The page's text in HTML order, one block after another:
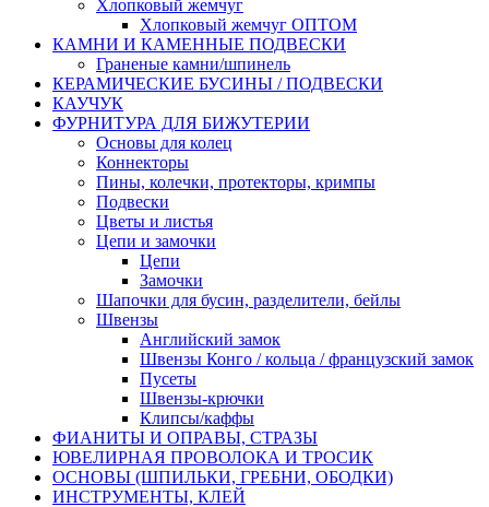
Хлопковый жемчуг
Хлопковый жемчуг ОПТОМ
КАМНИ И КАМЕННЫЕ ПОДВЕСКИ
Граненые камни/шпинель
КЕРАМИЧЕСКИЕ БУСИНЫ / ПОДВЕСКИ
КАУЧУК
ФУРНИТУРА ДЛЯ БИЖУТЕРИИ
Основы для колец
Коннекторы
Пины, колечки, протекторы, кримпы
Подвески
Цветы и листья
Цепи и замочки
Цепи
Замочки
Шапочки для бусин, разделители, бейлы
Швензы
Английский замок
Швензы Конго / кольца / французский замок
Пусеты
Швензы-крючки
Клипсы/каффы
ФИАНИТЫ И ОПРАВЫ, СТРАЗЫ
ЮВЕЛИРНАЯ ПРОВОЛОКА И ТРОСИК
ОСНОВЫ (ШПИЛЬКИ, ГРЕБНИ, ОБОДКИ)
ИНСТРУМЕНТЫ, КЛЕЙ